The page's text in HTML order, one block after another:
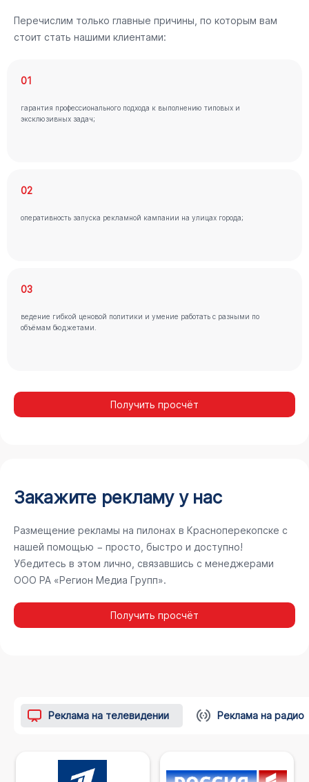
Перечислим только главные причины, по которым вам
стоит стать нашими клиентами:
01
гарантия профессионального подхода к выполнению типовых и
эксклюзивных задач;
02
оперативность запуска рекламной кампании на улицах города;
03
ведение гибкой ценовой политики и умение работать с разными по
объёмам бюджетами.
Получить просчёт
Закажите рекламу у нас
Размещение рекламы на пилонах в Красноперекопске с
нашей помощью − просто, быстро и доступно!
Убедитесь в этом лично, связавшись с менеджерами
ООО РА «Регион Медиа Групп».
Получить просчёт
Реклама на телевидении Реклама на радио